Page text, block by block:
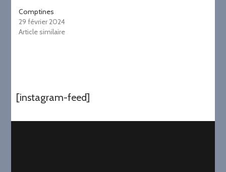
Comptines
29 février 2024
Article similaire
[instagram-feed]